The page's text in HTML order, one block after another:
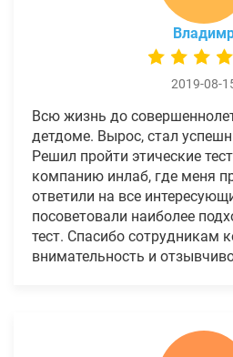
2019-08-
Всю жизнь до
детдоме. Вырос, стал
Решил пройти этические
компанию инлаб, где меня
ответили на все
посоветовали наиболее
тест. Спасибо сотрудникам
внимательность и